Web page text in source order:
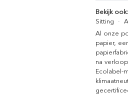
Bekijk ook:
Sitting ·
Al onze
papier,
na
Ecolabel-